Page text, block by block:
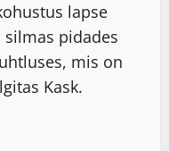
lapse
pidades
mis on
Kask.